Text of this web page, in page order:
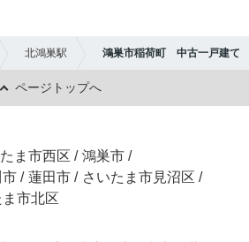
北鴻巣駅 鴻巣市稲荷町 中古一戸建て
ページトップへ
ま市西区 / 鴻巣市 /
市 / 蓮田市 / さいたま市見沼区 /
ま市北区